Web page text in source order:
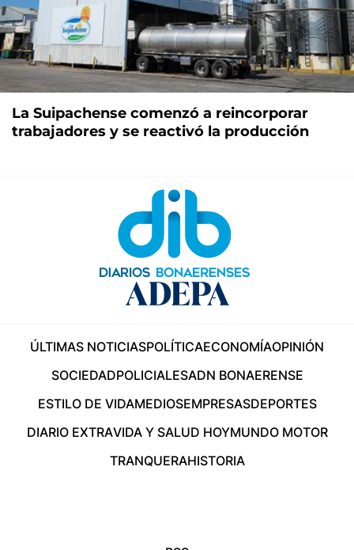
La Suipachense comenzó a reincorporar
trabajadores y se reactivó la producción
ÚLTIMAS NOTICIASPOLÍTICAECONOMÍAOPINIÓN
SOCIEDADPOLICIALESADN BONAERENSE
ESTILO DE VIDAMEDIOSEMPRESASDEPORTES
DIARIO EXTRAVIDA Y SALUD HOYMUNDO MOTOR
TRANQUERAHISTORIA